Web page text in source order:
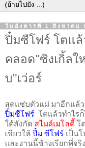
วันอังคารที่ 1 สิงหาคม
ปิ๋มซีโฟร์ โตแล้
คลอด"ซิงเกิ้ล
บ"เว่อร์
สุดแซ่บตัวแม่ มาอีกแล้ว
ปิ๋มซีโฟร์ โตแล้วทำไร
ใต้สังกัด สไมล์เมโลดี้ โ
เขียวให้ ปิ๋ม ซีโฟร์ เป็น
และงานนี้ช้างเรียกพี่จริ